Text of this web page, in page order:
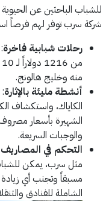
للشباب الباحثين عن
شركة سرب توفر لهم فرصاً
رحلات شبابية فاخرة
منه وخليج هالونج.
أنشطة مليئة بالإثارة:
الكاياك، واستكشاف
الشهيرة بأسعار
والوجبات السريعة.
التحكم في
مثل سرب، يمكن
مسبقاً وتجنب أي
الشاملة للفنادق